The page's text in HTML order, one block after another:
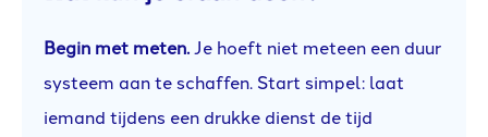
Begin met meten. Je hoeft niet meteen een duur
systeem aan te schaffen. Start simpel: laat
iemand tijdens een drukke dienst de tijd